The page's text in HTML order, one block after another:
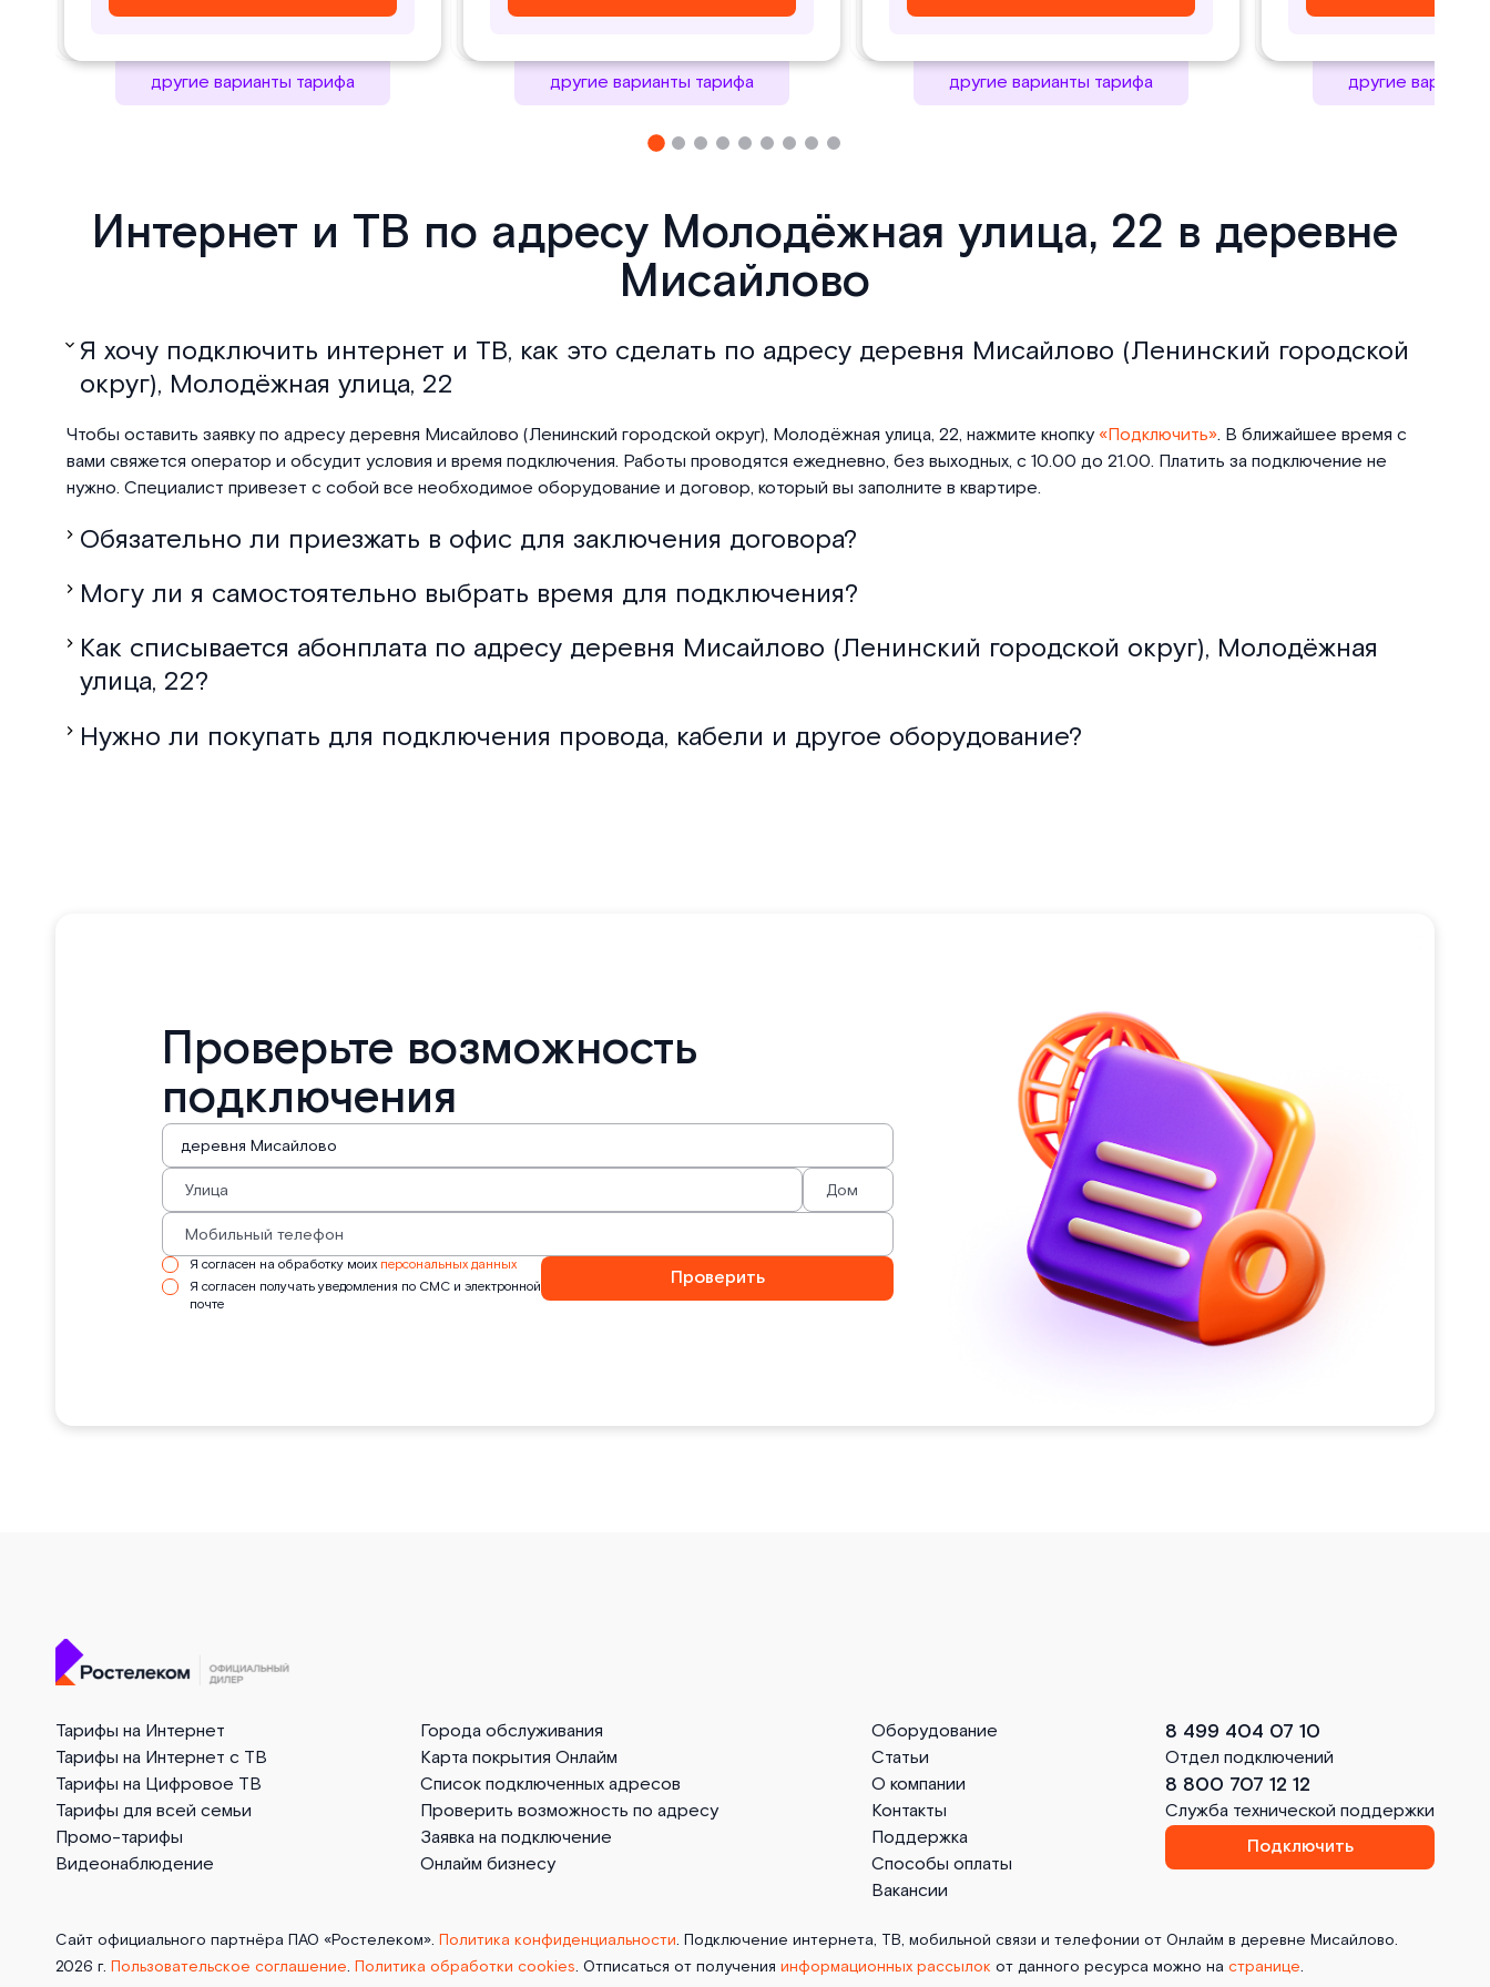
другие варианты тарифа другие варианты тарифа другие варианты тарифа другие
Интернет и ТВ по адресу Молодёжная улица, 22 в деревне
Мисайлово
Я хочу подключить интернет и ТВ, как это сделать по адресу деревня Мисайлово (Ленинский городской
округ), Молодёжная улица, 22
Чтобы оставить заявку по адресу деревня Мисайлово (Ленинский городской округ), Молодёжная улица, 22, нажмите кнопку«Подключить». В ближайшее время с
вами свяжется оператор и обсудит условия и время подключения. Работы проводятся ежедневно, без выходных, с 10.00 до 21.00. Платить за подключение не
нужно. Специалист привезет с собой все необходимое оборудование и договор, который вы заполните в квартире.
Обязательно ли приезжать в офис для заключения договора?
Могу ли я самостоятельно выбрать время для подключения?
Как списывается абонплата по адресу деревня Мисайлово (Ленинский городской округ), Молодёжная
улица, 22?
Нужно ли покупать для подключения провода, кабели и другое оборудование?
Проверьте возможность
подключения
Я согласен на обработку моих персональных данных
Я согласен получать уведомления по СМС и электронной
почте
Проверить
Тарифы на Интернет
Тарифы на Интернет с ТВ
Тарифы на Цифровое ТВ
Тарифы для всей семьи
Промо-тарифы
Видеонаблюдение
Города обслуживания
Карта покрытия Онлайм
Список подключенных адресов
Проверить возможность по адресу
Заявка на подключение
Онлайм бизнесу
Оборудование
Статьи
О компании
Контакты
Поддержка
Способы оплаты
Вакансии
8 499 404 07 10
Отдел подключений
8 800 707 12 12
Служба технической поддержки
Подключить
Сайт официального партнёра ПАО «Ростелеком». Политика конфиденциальности. Подключение интернета, ТВ, мобильной связи и телефонии от Онлайм в деревне Мисайлово.
2026 г. Пользовательское соглашение. Политика обработки cookies. Отписаться от получения информационных рассылок от данного ресурса можно на странице.